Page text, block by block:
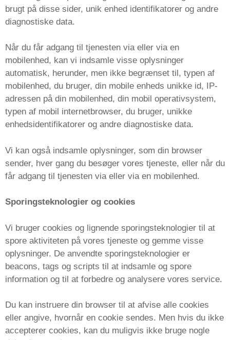
brugt på disse sider, unik enhed identifikatorer og andre
diagnostiske data.
Når du får adgang til tjenesten via eller via en
mobilenhed, kan vi indsamle visse oplysninger
automatisk, herunder, men ikke begrænset til, typen af ​​
mobilenhed, du bruger, din mobile enheds unikke id, IP-
adressen på din mobilenhed, din mobil operativsystem,
typen af ​​mobil internetbrowser, du bruger, unikke
enhedsidentifikatorer og andre diagnostiske data.
Vi kan også indsamle oplysninger, som din browser
sender, hver gang du besøger vores tjeneste, eller når du
får adgang til tjenesten via eller via en mobilenhed.
Sporingsteknologier og cookies
Vi bruger cookies og lignende sporingsteknologier til at
spore aktiviteten på vores tjeneste og gemme visse
oplysninger. De anvendte sporingsteknologier er
beacons, tags og scripts til at indsamle og spore
information og til at forbedre og analysere vores service.
Du kan instruere din browser til at afvise alle cookies
eller angive, hvornår en cookie sendes. Men hvis du ikke
accepterer cookies, kan du muligvis ikke bruge nogle